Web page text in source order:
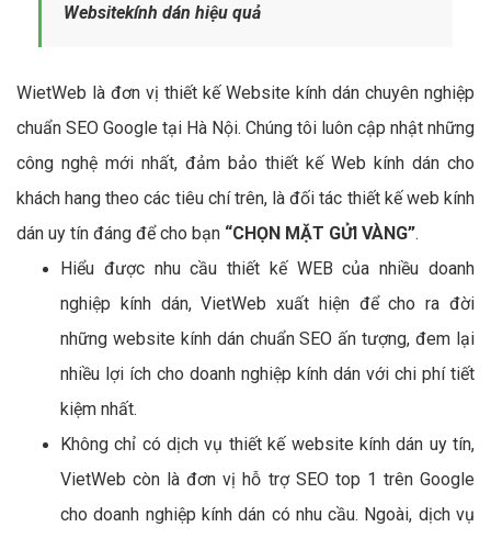
Websitekính dán hiệu quả
WietWeb là đơn vị thiết kế Website kính dán chuyên nghiệp
chuẩn SEO Google tại Hà Nội. Chúng tôi luôn cập nhật những
công nghệ mới nhất, đảm bảo thiết kế Web kính dán cho
khách hang theo các tiêu chí trên, là đối tác thiết kế web kính
dán uy tín đáng để cho bạn “CHỌN MẶT GỬI VÀNG”.
Hiểu được nhu cầu thiết kế WEB của nhiều doanh
nghiệp kính dán, VietWeb xuất hiện để cho ra đời
những website kính dán chuẩn SEO ấn tượng, đem lại
nhiều lợi ích cho doanh nghiệp kính dán với chi phí tiết
kiệm nhất.
Không chỉ có dịch vụ thiết kế website kính dán uy tín,
VietWeb còn là đơn vị hỗ trợ SEO top 1 trên Google
cho doanh nghiệp kính dán có nhu cầu. Ngoài, dịch vụ